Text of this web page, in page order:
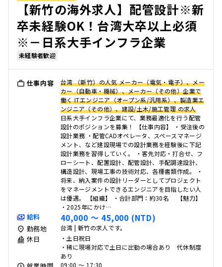
【新竹の海外求人】配管設計※新
卒未経験OK！台湾大卒以上必須
※－日系大手インフラ企業
未経験者歓迎
仕事内容
台湾 （新竹）の人気 メーカー（電気・電子）、メー
カー（自動車・機械）、メーカー（その他）企業で
働く ITエンジニア（オープン系/汎用系）、製造業エ
ンジニア（その他）、建設/土木/施工管理 の求人
日系大手インフラ企業にて、業務最適化を行う配管
設計のポジションを募集！ 【仕事内容】 ・受注後の
設計業務 ・配管CADオペレータ、スペースマネージ
メント、など建設現場での設計業務を経験後に下記
設計業務を習得していく。 ・客先対応・打合せ、フ
ローシート、配置設計、配管設計、手配調達設計、
構造設計、現場工事の技術対応、各種書類作成。 ・
将来、納入案件の設計リーダーとしてプロジェクト
をマネージメントできるエンジニアを目指したい人
は優遇。 【組織】 ・合計部門：約30名 【魅力】
・2025年にかけ…
給料 40,000 〜 45,000 (NTD)
勤務地 台湾 | 新竹の求人です。
休日
・土日祝日
・稀に現場対応で土日に出勤の場合あり 代休制度
あり
09:00 〜 17:30